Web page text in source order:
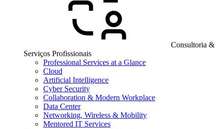
Consultoria &
Serviços Profissionais
Professional Services at a Glance
Cloud
Artificial Intelligence
Cyber Security
Collaboration & Modern Workplace
Data Center
Networking, Wireless & Mobility
Mentored IT Services